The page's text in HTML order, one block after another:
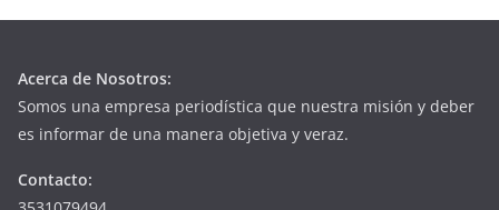
Acerca de Nosotros:
Somos una empresa periodística que nuestra misión y deber
es informar de una manera objetiva y veraz.
Contacto: